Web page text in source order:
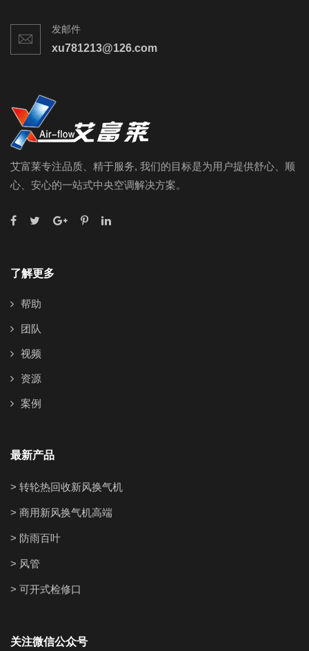
发邮件
xu781213@126.com
艾富莱专注品质、精于服务, 我们的目标是为用户提供舒心、顺
心、安心的一站式中央空调解决方案。
了解更多
帮助
团队
视频
资源
案例
最新产品
> 转轮热回收新风换气机
> 商用新风换气机高端
> 防雨百叶
> 风管
> 可开式检修口
关注微信公众号